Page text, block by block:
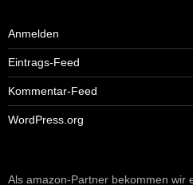
Anmelden
Eintrags-Feed
Kommentar-Feed
WordPress.org
Als amazon-Partner bekommen wir